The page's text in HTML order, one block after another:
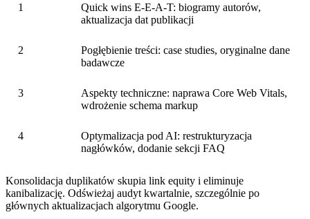
1
Quick wins E-E-A-T: biogramy autorów,
aktualizacja dat publikacji
2
Pogłębienie treści: case studies, oryginalne dane
badawcze
3
Aspekty techniczne: naprawa Core Web Vitals,
wdrożenie schema markup
4
Optymalizacja pod AI: restrukturyzacja
nagłówków, dodanie sekcji FAQ
Konsolidacja duplikatów skupia link equity i eliminuje
kanibalizację. Odświeżaj audyt kwartalnie, szczególnie po
głównych aktualizacjach algorytmu Google.